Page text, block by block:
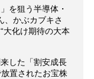
を狙う半導体・
、かぶカブキさ
大化け期待の大本
した「割安成長
置されたお宝株